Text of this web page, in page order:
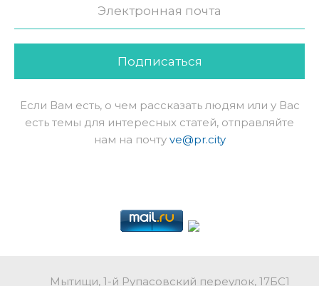
Подписаться
Если Вам есть, о чем рассказать людям или у Вас
есть темы для интересных статей, отправляйте
нам на почту ve@pr.city
Мытищи, 1-й Рупасовский переулок, 17БС1